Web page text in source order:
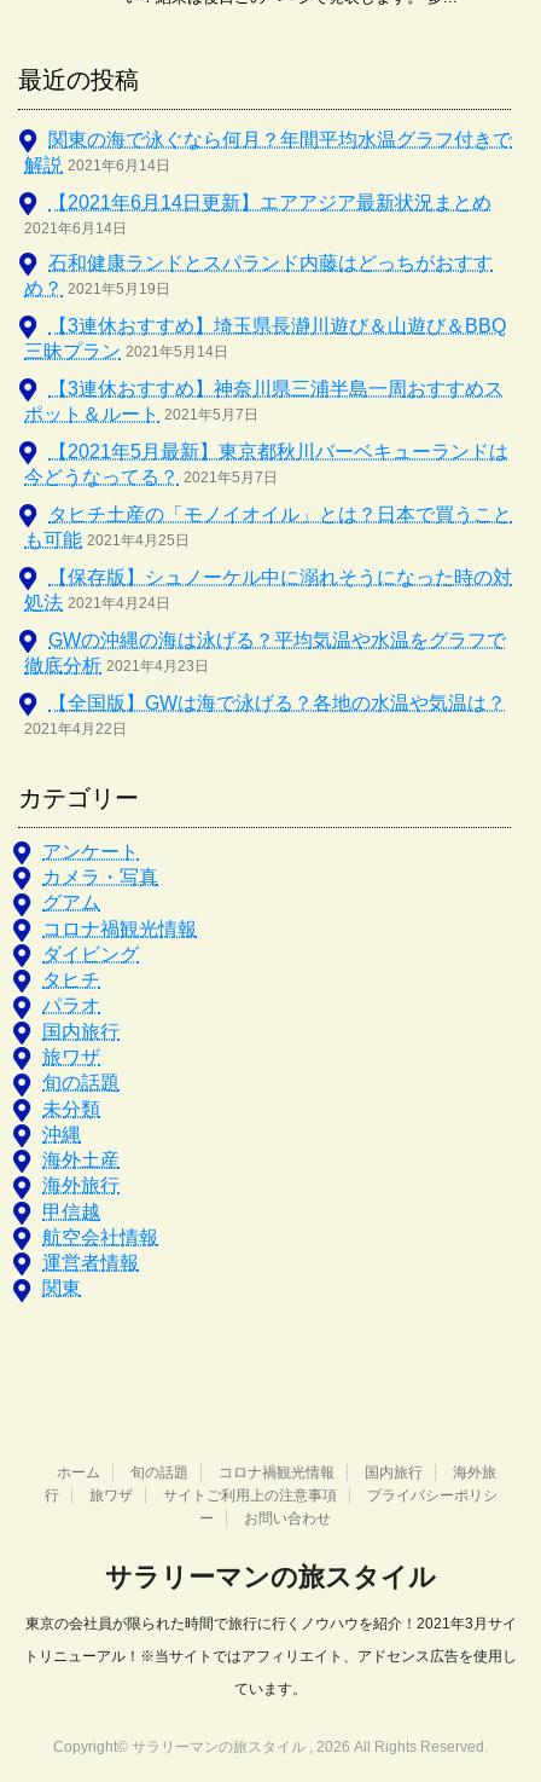
最近の投稿
関東の海で泳ぐなら何月？年間平均水温グラフ付きで
解説 2021年6月14日
【2021年6月14日更新】エアアジア最新状況まとめ
2021年6月14日
石和健康ランドとスパランド内藤はどっちがおすす
め？ 2021年5月19日
【3連休おすすめ】埼玉県長瀞川遊び＆山遊び＆BBQ
三昧プラン 2021年5月14日
【3連休おすすめ】神奈川県三浦半島一周おすすめス
ポット＆ルート 2021年5月7日
【2021年5月最新】東京都秋川バーベキューランドは
今どうなってる？ 2021年5月7日
タヒチ土産の「モノイオイル」とは？日本で買うこと
も可能 2021年4月25日
【保存版】シュノーケル中に溺れそうになった時の対
処法 2021年4月24日
GWの沖縄の海は泳げる？平均気温や水温をグラフで
徹底分析 2021年4月23日
【全国版】GWは海で泳げる？各地の水温や気温は？
2021年4月22日
カテゴリー
アンケート
カメラ・写真
グアム
コロナ禍観光情報
ダイビング
タヒチ
パラオ
国内旅行
旅ワザ
旬の話題
未分類
沖縄
海外土産
海外旅行
甲信越
航空会社情報
運営者情報
関東
ホーム 旬の話題 コロナ禍観光情報 国内旅行
海外旅
行
旅ワザ サイトご利用上の注意事項
プライバシーポリシ
ー
お問い合わせ
サラリーマンの旅スタイル
東京の会社員が限られた時間で旅行に行くノウハウを紹介！2021年3月サイ
トリニューアル！※当サイトではアフィリエイト、アドセンス広告を使用し
ています。
Copyright© サラリーマンの旅スタイル , 2026 All Rights Reserved.